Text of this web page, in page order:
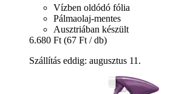
Vízben oldódó fólia
Pálmaolaj-mentes
Ausztriában készült
6.680 Ft (67 Ft / db)
Szállítás eddig: augusztus 11.